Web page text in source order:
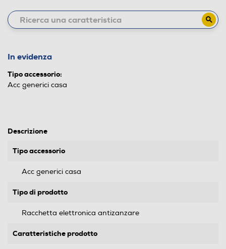
In evidenza
Tipo accessorio:
Acc generici casa
Descrizione
Tipo accessorio
Acc generici casa
Tipo di prodotto
Racchetta elettronica antizanzare
Caratteristiche prodotto